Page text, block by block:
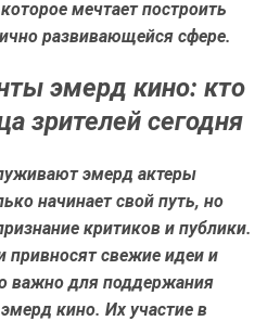
мечтает построить
развивающейся сфере.
эмерд кино: кто
зрителей сегодня
эмерд актеры
начинает свой путь, но
критиков и публики.
привносят свежие идеи и
важно для поддержания
кино. Их участие в